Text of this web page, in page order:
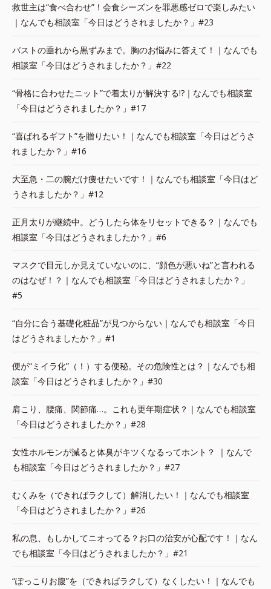
救世主は“食べ合わせ”！会食シーズンを罪悪感ゼロで楽しみたい
｜なんでも相談室「今日はどうされましたか？」#23
バストの垂れから黒ずみまで。胸のお悩みに答えて！｜なんでも
相談室「今日はどうされましたか？」#22
“骨格に合わせたニット”で着太りが解決する!?｜なんでも相談室
「今日はどうされましたか？」#17
“喜ばれるギフト”を贈りたい！｜なんでも相談室「今日はどうさ
れましたか？」#16
大至急・二の腕だけ痩せたいです！｜なんでも相談室「今日はど
うされましたか？」#12
正月太りが継続中。どうしたら体をリセットできる？｜なんでも
相談室「今日はどうされましたか？」#6
マスクで目元しか見えていないのに、“顔色が悪いね”と言われる
のはなぜ！？｜なんでも相談室「今日はどうされましたか？」
#5
“自分に合う基礎化粧品”が見つからない｜なんでも相談室「今日
はどうされましたか？」#1
便が“ミイラ化”（！）する便秘。その危険性とは？｜なんでも相
談室「今日はどうされましたか？」#30
肩こり、腰痛、関節痛…。これも更年期症状？｜なんでも相談室
「今日はどうされましたか？」#28
女性ホルモンが減ると体臭がキツくなるってホント？ ｜なんで
も相談室「今日はどうされましたか？」#27
むくみを（できればラクして）解消したい！｜なんでも相談室
「今日はどうされましたか？」#26
私の息、もしかしてニオってる？お口の治安が心配です！｜なん
でも相談室「今日はどうされましたか？」#21
“ぽっこりお腹”を（できればラクして）なくしたい！｜なんでも